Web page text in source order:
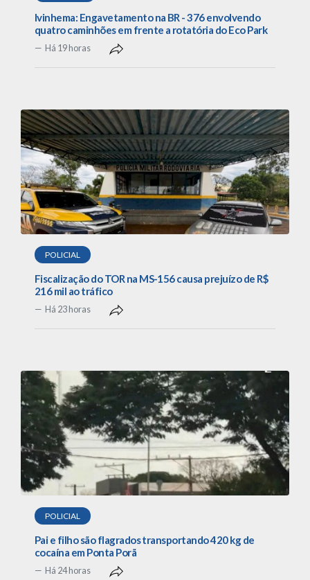
Ivinhema: Engavetamento na BR - 376 envolvendo
quatro caminhões em frente a rotatória do Eco Park
Há 19 horas
POLICIAL
Fiscalização do TOR na MS-156 causa prejuízo de R$
216 mil ao tráfico
Há 23 horas
POLICIAL
Pai e filho são flagrados transportando 420 kg de
cocaína em Ponta Porã
Há 24 horas